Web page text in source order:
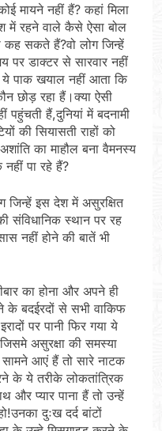
मायने नहीं हैं? कहां मिला
में रहने वाले कैसे ऐसा बोल
कह सकते हैं?वो लोग जिन्हें
पर डाक्टर से सारवार नहीं
ये पाक खयाल नहीं आता कि
छोड़ रहा हैं।क्या ऐसी
पहुंचती हैं,दुनियां में बदनामी
की सियासती राहों को
का माहौल बना वैमनस्य
पा रहे हैं?
जिन्हें इस देश में असुरक्षित
संविधानिक स्थान पर रह
नहीं होने की बातें भी
का होना और अपने ही
के बदईरदों से सभी वाकिफ
पर पानी फिर गया ये
असुरक्षा की समस्या
आएं हैं तो सारे नाटक
के ये तरीके लोकतांत्रिक
प्यार पाना हैं तो उन्हें
दुःख दर्द बांटों